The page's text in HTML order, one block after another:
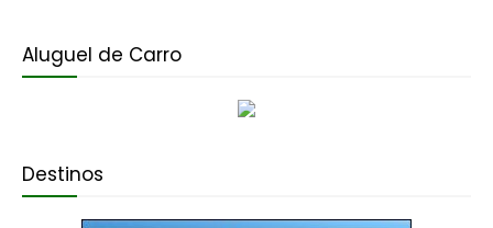
Aluguel de Carro
Destinos